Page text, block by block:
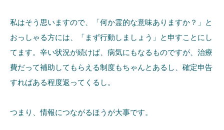
私はそう思いますので、「何か霊的な意味ありますか？」と
おっしゃる方には、「まず行動しましょう」と申すことにし
てます。辛い状況が続けば、病気にもなるものですが、治療
費だって補助してもらえる制度もちゃんとあるし、確定申告
すればある程度返ってくるし。
つまり、情報につながるほうが大事です。